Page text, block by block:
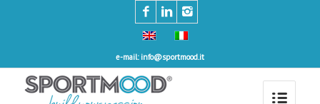
e-mail: info@sportmood.it